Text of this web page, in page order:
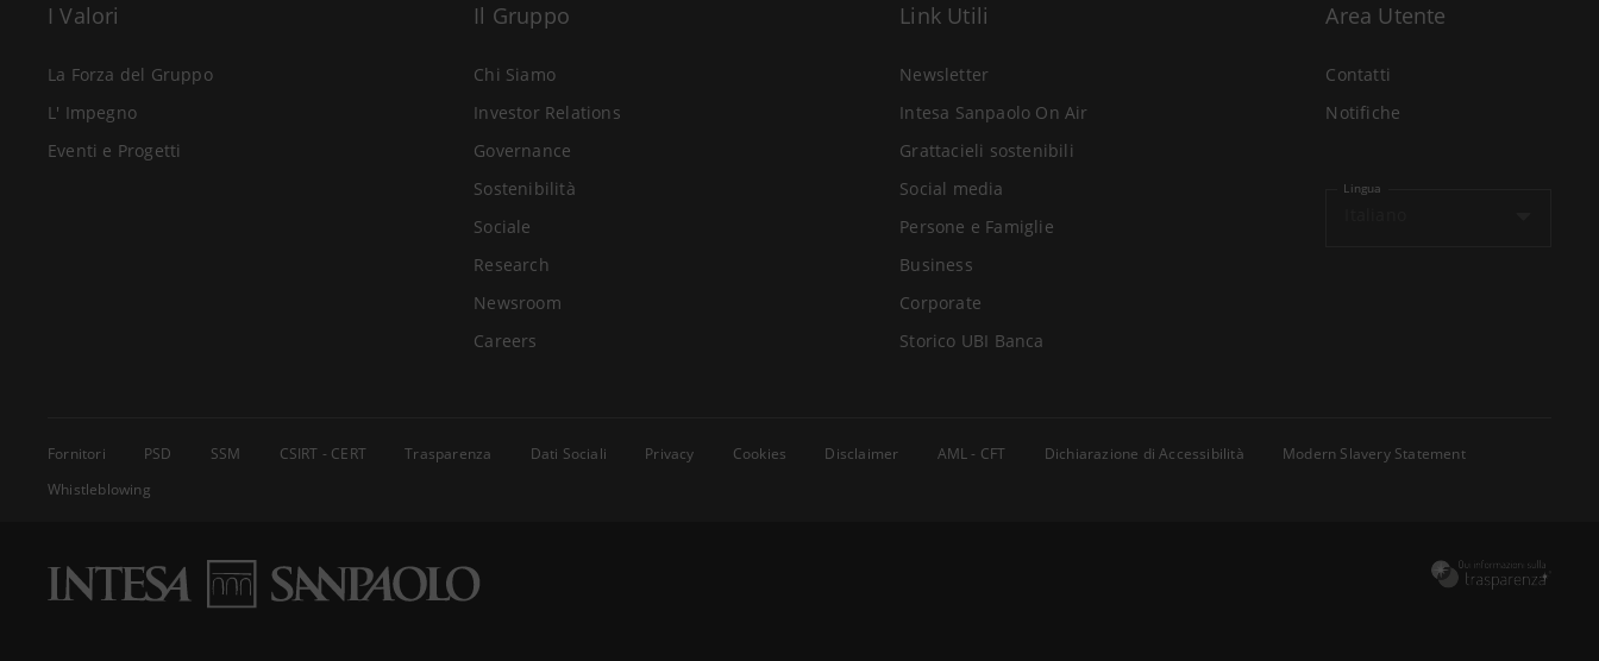
I Valori
La Forza del Gruppo
L' Impegno
Eventi e Progetti
Il Gruppo
Chi Siamo
Investor Relations
Governance
Sostenibilità
Sociale
Research
Newsroom
Careers
Link Utili
Newsletter
Intesa Sanpaolo On Air
Grattacieli sostenibili
Social media
Persone e Famiglie
Business
Corporate
Storico UBI Banca
Area Utente
Contatti
Notifiche
Lingua
Fornitori PSD SSM CSIRT - CERT Trasparenza Dati Sociali Privacy Cookies Disclaimer AML - CFT Dichiarazione di Accessibilità
Modern Slavery Statement
Whistleblowing